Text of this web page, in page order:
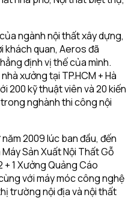
ngành nội thất xây dựng,
khách quan, Aeros đã
định vị thế của mình.
xưởng tại TP.HCM + Hà
200 kỹ thuật viên và 20 kiến
nghành thi công nội
2009 lúc ban đầu, đến
Sản Xuất Nội Thất Gỗ
+ 1 Xưởng Quảng Cáo
với máy móc công nghệ
trường nội địa và nội thất